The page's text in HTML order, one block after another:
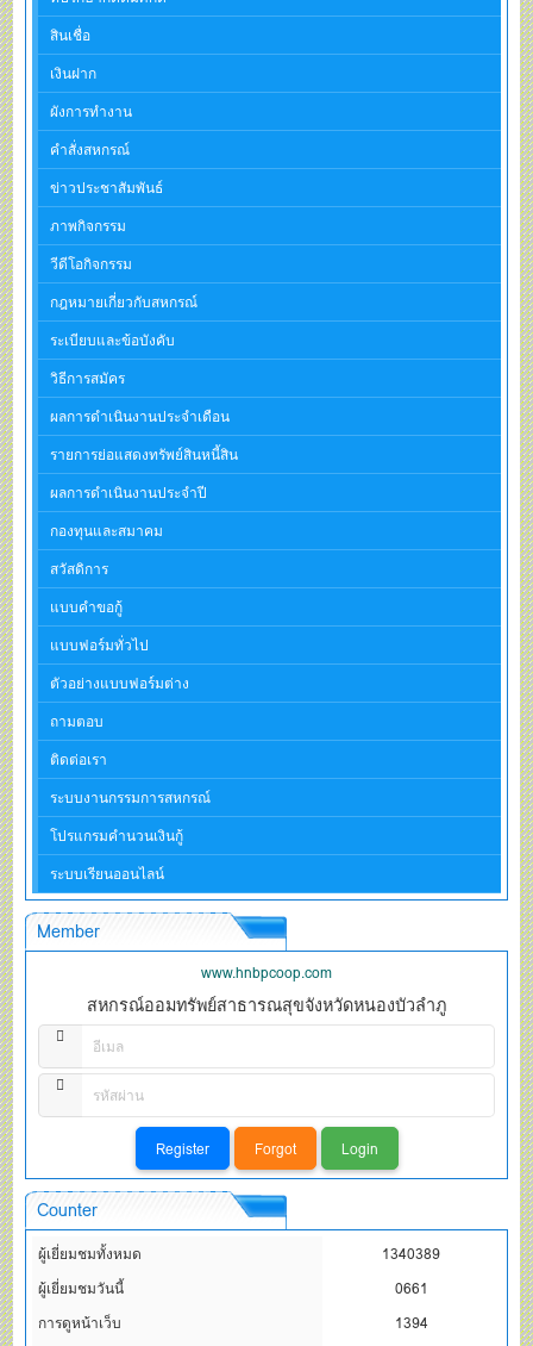
สินเชื่อ
เงินฝาก
ผังการทำงาน
คำสั่งสหกรณ์
ข่าวประชาสัมพันธ์
ภาพกิจกรรม
วีดีโอกิจกรรม
กฎหมายเกี่ยวกับสหกรณ์
ระเบียบและข้อบังคับ
วิธีการสมัคร
ผลการดำเนินงานประจำเดือน
รายการย่อแสดงทรัพย์สินหนี้สิน
ผลการดำเนินงานประจำปี
กองทุนและสมาคม
สวัสดิการ
แบบคำขอกู้
แบบฟอร์มทั่วไป
ตัวอย่างแบบฟอร์มต่าง
ถามตอบ
ติดต่อเรา
ระบบงานกรรมการสหกรณ์
โปรแกรมคำนวนเงินกู้
ระบบเรียนออนไลน์
Member
www.hnbpcoop.com
สหกรณ์ออมทรัพย์สาธารณสุขจังหวัดหนองบัวลำภู
Counter
ผู้เยี่ยมชมทั้งหมด
1340389
ผู้เยี่ยมชมวันนี้
0661
การดูหน้าเว็บ
1394